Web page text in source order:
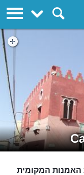
האמנות המקומית